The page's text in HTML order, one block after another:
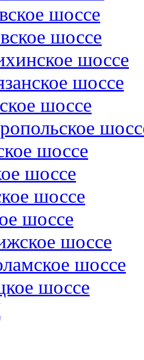
шоссе
шоссе
шоссе
шоссе
шоссе
шоссе
шоссе
шоссе
шоссе
шоссе
шоссе
шоссе